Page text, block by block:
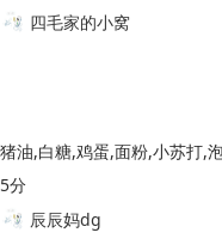
四毛家的小窝
猪油,白糖,鸡蛋,面粉,小苏打,
5分
辰辰妈dg